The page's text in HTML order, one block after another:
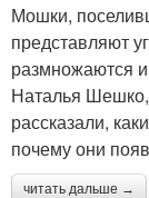
Мошки,
представляют
размножаются
Наталья
рассказали,
почему они
читать дальше →